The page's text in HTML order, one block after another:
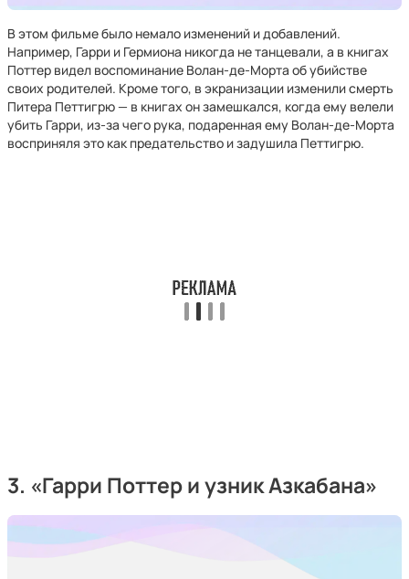
В этом фильме было немало изменений и добавлений.
Например, Гарри и Гермиона никогда не танцевали, а в книгах
Поттер видел воспоминание Волан-де-Морта об убийстве
своих родителей. Кроме того, в экранизации изменили смерть
Питера Петтигрю — в книгах он замешкался, когда ему велели
убить Гарри, из-за чего рука, подаренная ему Волан-де-Морта
восприняля это как предательство и задушила Петтигрю.
3. «Гарри Поттер и узник Азкабана»